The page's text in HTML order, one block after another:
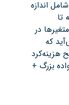
اندازه
تا
در
که
هزینه‌کرد
بزرگ +